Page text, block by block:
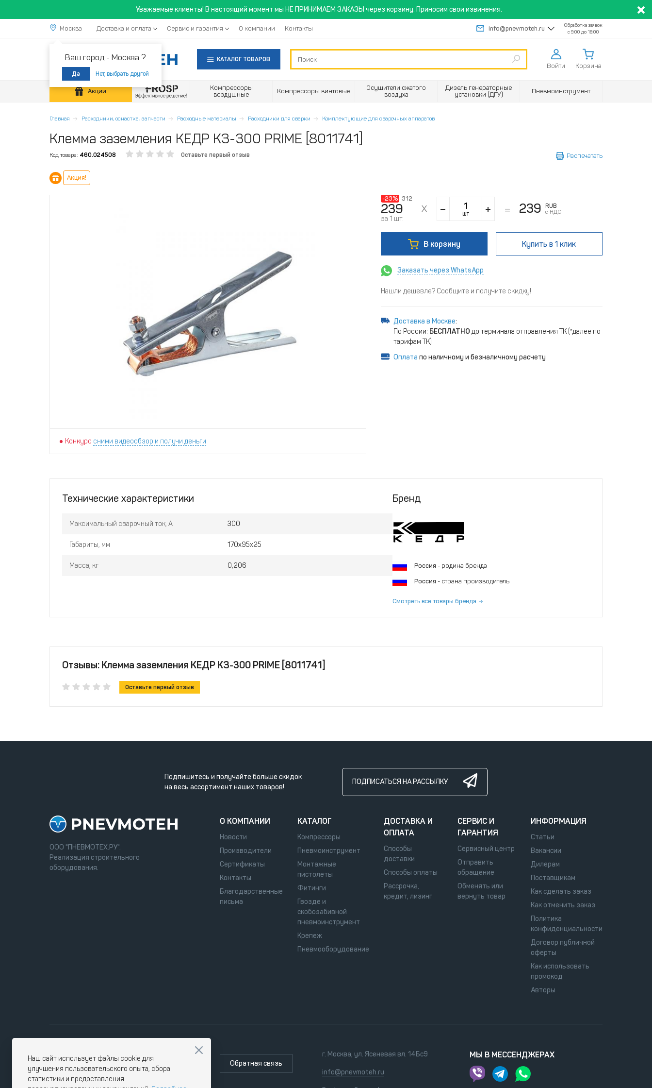
Уважаемые клиенты! В настоящий момент мы НЕ ПРИНИМАЕМ ЗАКАЗЫ через корзину. Приносим свои извинения.
Москва
Ваш город - Москва ?
Да Нет, выбрать другой
Доставка и оплата Сервис и гарантия О компании Контакты info@pnevmoteh.ru
Обработка заявок
с 9:00 до 18:00
КАТАЛОГ ТОВАРОВ
Войти Корзина
Акции
Компрессоры
воздушные
Компрессоры винтовые
Осушители сжатого
воздуха
Дизель генераторные
установки (ДГУ)
Пневмоинструмент
Главная Расходники, оснастка, запчасти Расходные материалы Расходники для сварки Комплектующие для сварочных аппаратов
Клемма заземления КЕДР КЗ-300 PRIME [8011741]
Код товара: 460.024508 Оставьте первый отзыв Распечатать
Акция!
Конкурс сними видеообзор и получи деньги
-23% 312
239
за 1 шт.
шт 239
RUB
с НДС
В корзину Купить в 1 клик
Заказать через WhatsApp
Нашли дешевле? Сообщите и получите скидку!
Доставка в Москве:
По России: БЕСПЛАТНО до терминала отправления ТК (*далее по
тарифам ТК)
Оплата по наличному и безналичному расчету
Технические характеристики
Максимальный сварочный ток, А 300
Габариты, мм 170x95x25
Масса, кг 0,206
Бренд
Россия - родина бренда
Россия - страна производитель
Смотреть все товары бренда
Отзывы: Клемма заземления КЕДР КЗ-300 PRIME [8011741]
Оставьте первый отзыв
Подпишитесь и получайте больше скидок
на весь ассортимент наших товаров!
ПОДПИСАТЬСЯ НА РАССЫЛКУ
ООО "ПНЕВМОТЕХ.РУ".
Реализация строительного
оборудования.
О КОМПАНИИ
Новости
Производители
Сертификаты
Контакты
Благодарственные
письма
КАТАЛОГ
Компрессоры
Пневмоинструмент
Монтажные
пистолеты
Фитинги
Гвозде и
скобозабивной
пневмоинструмент
Крепеж
Пневмооборудование
ДОСТАВКА И
ОПЛАТА
Способы
доставки
Способы оплаты
Рассрочка,
кредит, лизинг
СЕРВИС И
ГАРАНТИЯ
Сервисный центр
Отправить
обращение
Обменять или
вернуть товар
ИНФОРМАЦИЯ
Статьи
Вакансии
Дилерам
Поставщикам
Как сделать заказ
Как отменить заказ
Политика
конфиденциальности
Договор публичной
оферты
Как использовать
промокод
Авторы
Обратная связь
г. Москва, ул. Ясеневая вл. 14Бс9
info@pnevmoteh.ru
МЫ В МЕССЕНДЖЕРАХ
Наш сайт использует файлы cookie для
улучшения пользовательского опыта, сбора
статистики и предоставления